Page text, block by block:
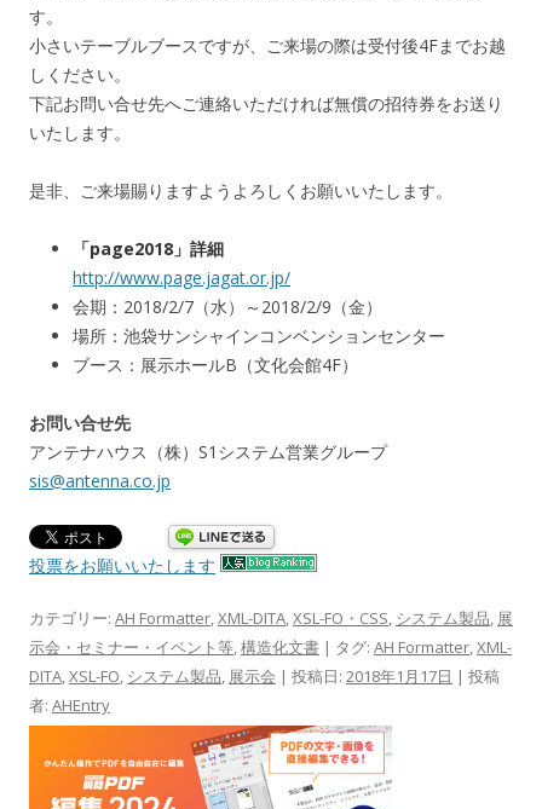
す。
小さいテーブルブースですが、ご来場の際は受付後4Fまでお越
しください。
下記お問い合せ先へご連絡いただければ無償の招待券をお送り
いたします。
是非、ご来場賜りますようよろしくお願いいたします。
「page2018」詳細
http://www.page.jagat.or.jp/
会期：2018/2/7（水）～2018/2/9（金）
場所：池袋サンシャインコンベンションセンター
ブース：展示ホールB（文化会館4F）
お問い合せ先
アンテナハウス（株）S1システム営業グループ
sis@antenna.co.jp
投票をお願いいたします
カテゴリー: AH Formatter,XML-DITA,XSL-FO・CSS, システム製品, 展
示会・セミナー・イベント等,構造化文書 | タグ: AH Formatter,XML-
DITA,XSL-FO, システム製品, 展示会 | 投稿日: 2018年1月17日 | 投稿
者: AHEntry